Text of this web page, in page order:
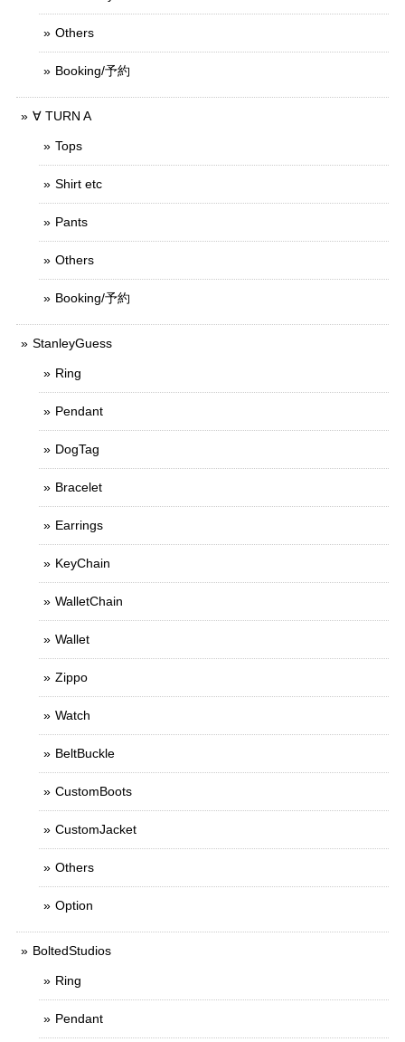
Others
Booking/予約
∀ TURN A
Tops
Shirt etc
Pants
Others
Booking/予約
StanleyGuess
Ring
Pendant
DogTag
Bracelet
Earrings
KeyChain
WalletChain
Wallet
Zippo
Watch
BeltBuckle
CustomBoots
CustomJacket
Others
Option
BoltedStudios
Ring
Pendant